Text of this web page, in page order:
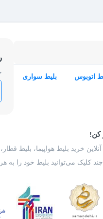
اتوبوس بلیط سواری
کن!
خرید بلیط هواپیما، بلیط
چند کلیک می‌توانید بلیط خود را